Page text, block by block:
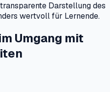
Darstellung des
wertvoll für Lernende.
Umgang mit